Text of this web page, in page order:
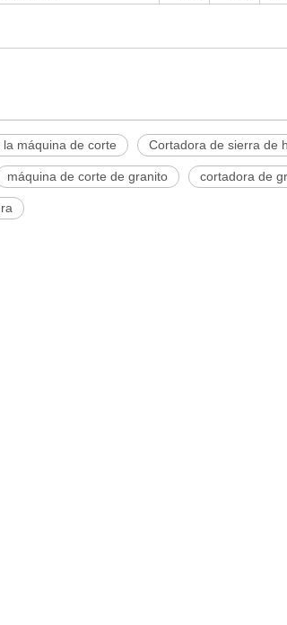
máquina de corte Cortadora de sierra de
máquina de corte de granito cortadora de